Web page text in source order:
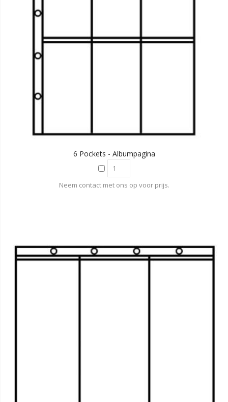
6 Pockets - Albumpagina
Neem contact met ons op voor prijs.